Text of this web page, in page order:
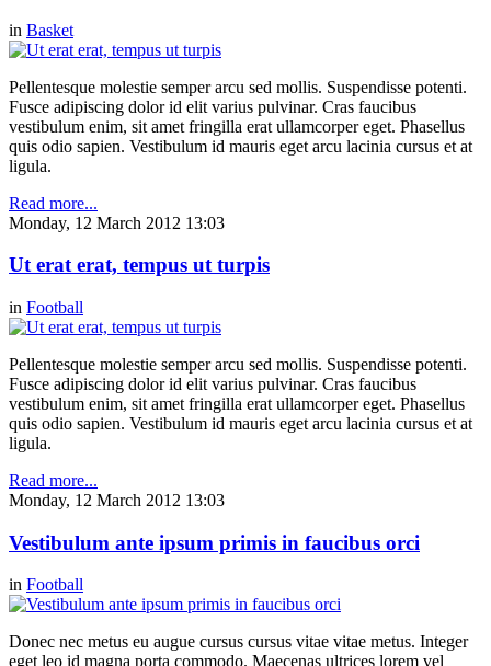
in Basket
Pellentesque molestie semper arcu sed mollis. Suspendisse potenti.
Fusce adipiscing dolor id elit varius pulvinar. Cras faucibus
vestibulum enim, sit amet fringilla erat ullamcorper eget. Phasellus
quis odio sapien. Vestibulum id mauris eget arcu lacinia cursus et at
ligula.
Read more...
Monday, 12 March 2012 13:03
Ut erat erat, tempus ut turpis
in Football
Pellentesque molestie semper arcu sed mollis. Suspendisse potenti.
Fusce adipiscing dolor id elit varius pulvinar. Cras faucibus
vestibulum enim, sit amet fringilla erat ullamcorper eget. Phasellus
quis odio sapien. Vestibulum id mauris eget arcu lacinia cursus et at
ligula.
Read more...
Monday, 12 March 2012 13:03
Vestibulum ante ipsum primis in faucibus orci
in Football
Donec nec metus eu augue cursus cursus vitae vitae metus. Integer
eget leo id magna porta commodo. Maecenas ultrices lorem vel